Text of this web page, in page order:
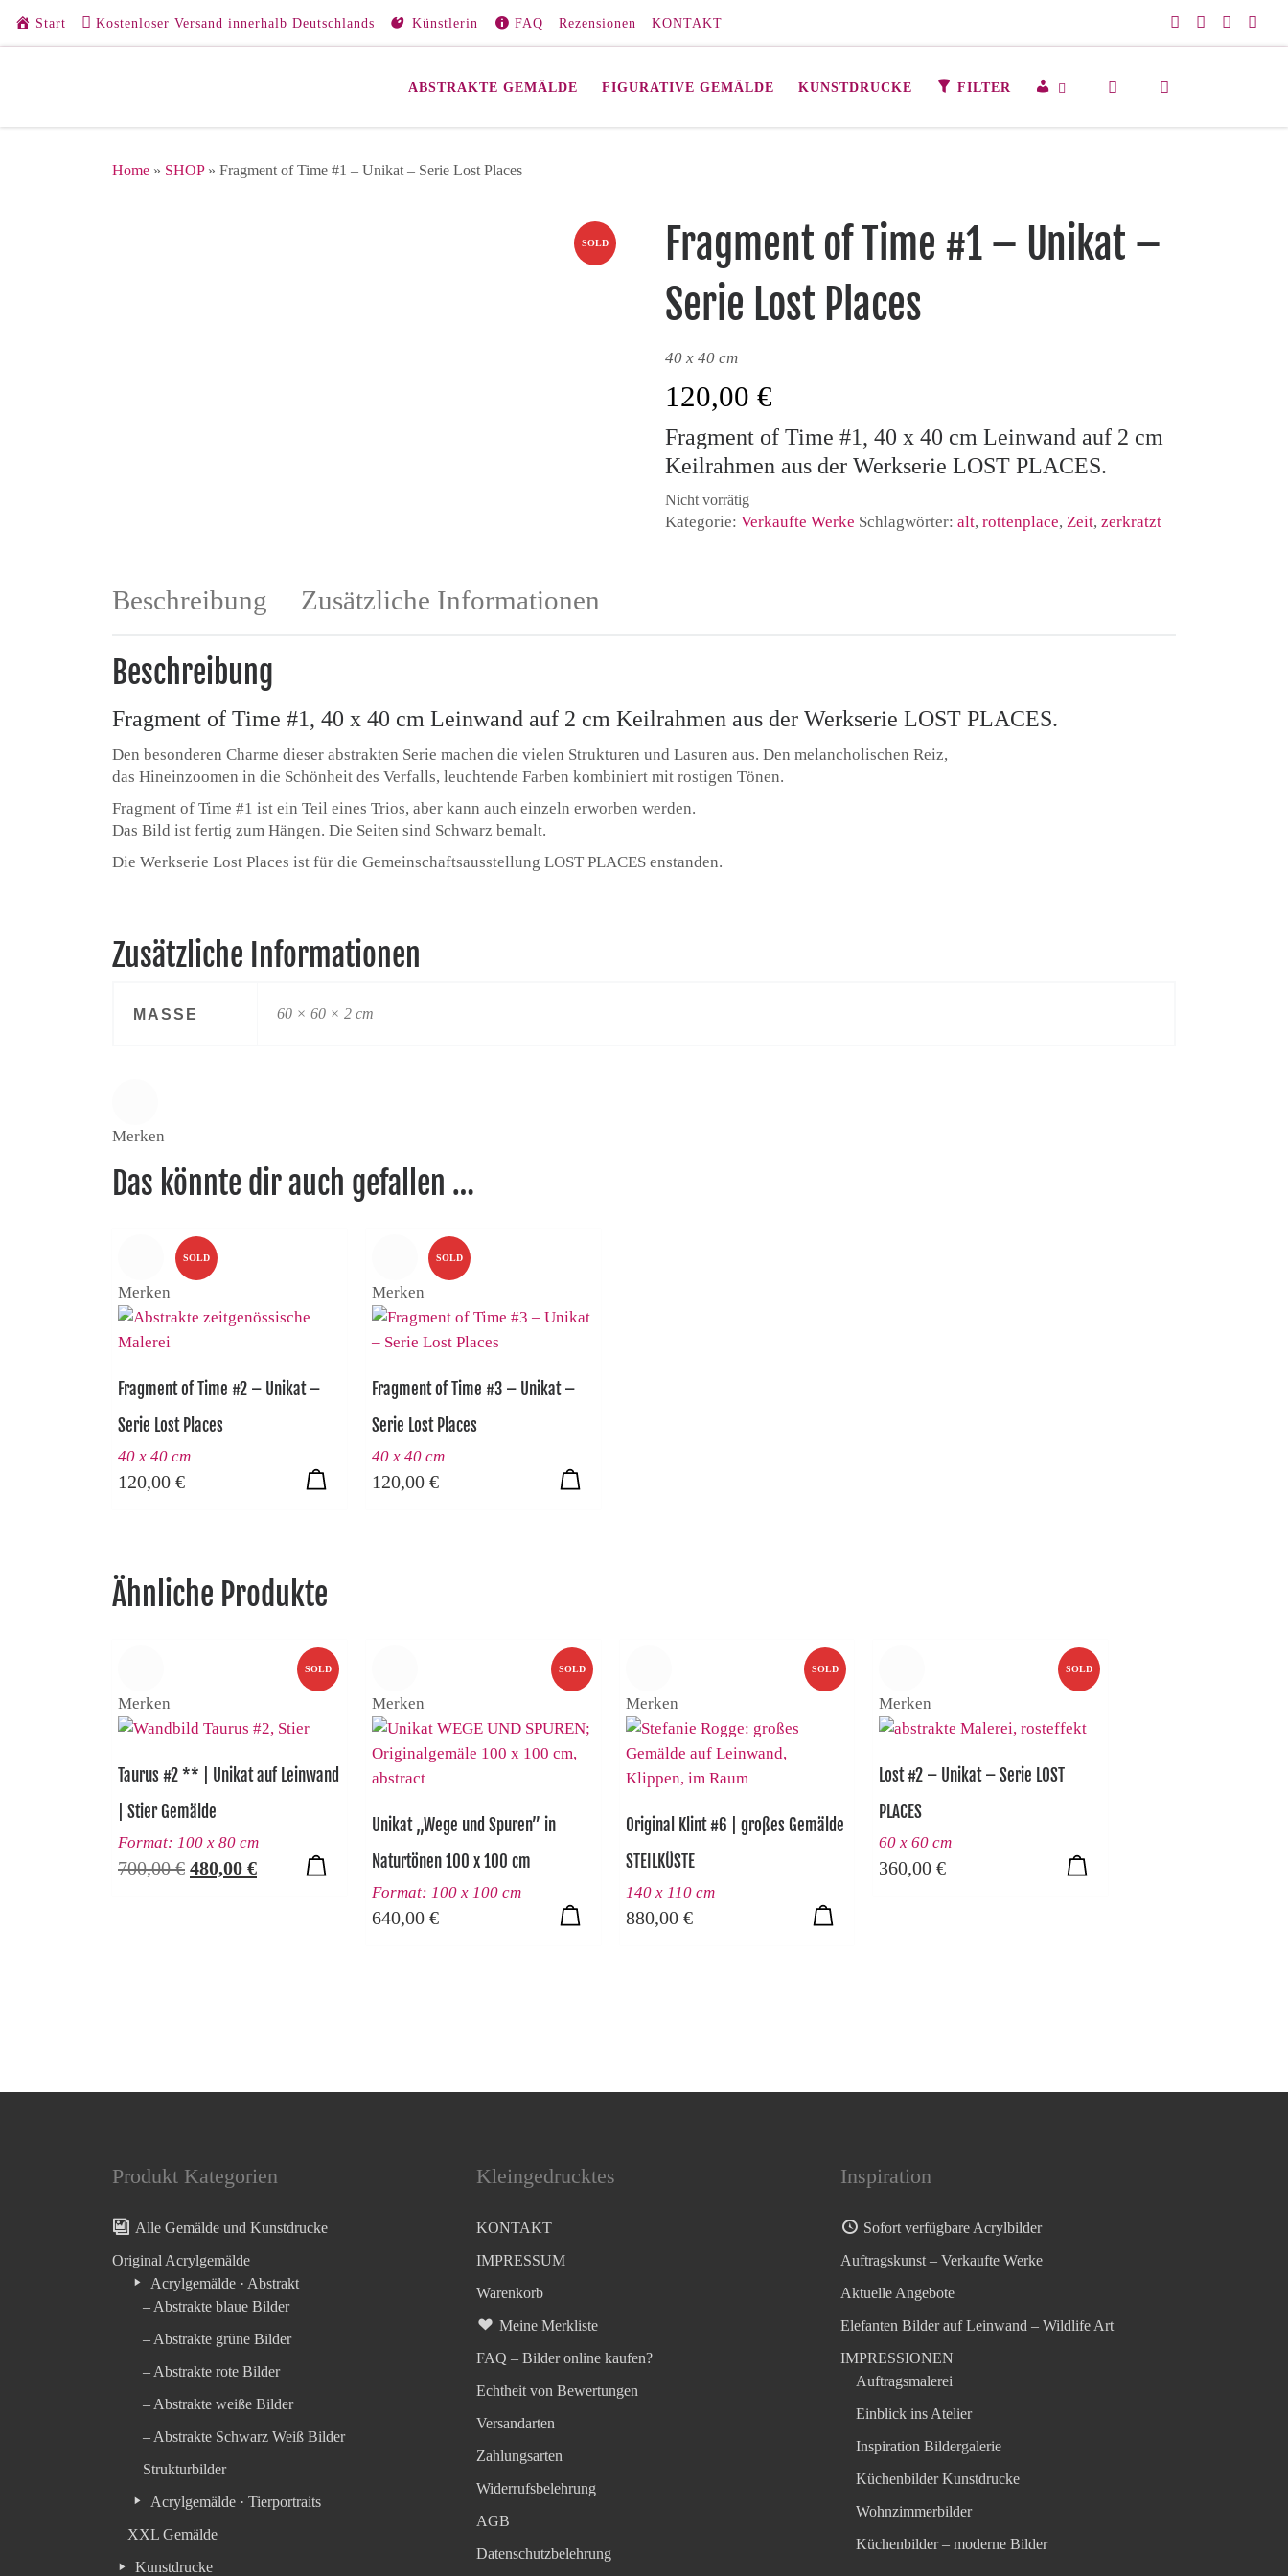
Zum Inhalt springen
Start Kostenloser Versand innerhalb Deutschlands Künstlerin FAQ Rezensionen KONTAKT
ABSTRAKTE GEMÄLDE FIGURATIVE GEMÄLDE KUNSTDRUCKE FILTER
M
I
Search
Home » SHOP» Fragment of Time #1 – Unikat – Serie Lost Places
SOLD
Fragment of Time #1 – Unikat –
Serie Lost Places
40 x 40 cm
120,00€
Fragment of Time #1, 40 x 40 cm Leinwand auf 2 cm
Keilrahmen aus der Werkserie LOST PLACES.
Nicht vorrätig
Kategorie:Verkaufte Werke Schlagwörter:alt,rottenplace,Zeit,zerkratzt
Beschreibung Zusätzliche Informationen
Beschreibung
Fragment of Time #1, 40 x 40 cm Leinwand auf 2 cm Keilrahmen aus der Werkserie LOST PLACES.
Den besonderen Charme dieser abstrakten Serie machen die vielen Strukturen und Lasuren aus. Den melancholischen Reiz,
das Hineinzoomen in die Schönheit des Verfalls, leuchtende Farben kombiniert mit rostigen Tönen.
Fragment of Time #1 ist ein Teil eines Trios, aber kann auch einzeln erworben werden.
Das Bild ist fertig zum Hängen. Die Seiten sind Schwarz bemalt.
Die Werkserie Lost Places ist für die Gemeinschaftsausstellung LOST PLACES enstanden.
Zusätzliche Informationen
MASSE 60 × 60 × 2 cm
Merken
Das könnte dir auch gefallen …
SOLD
Merken
Fragment of Time #2 – Unikat –
Serie Lost Places
40 x 40 cm
120,00 €
SOLD
Merken
Fragment of Time #3 – Unikat –
Serie Lost Places
40 x 40 cm
120,00 €
Ähnliche Produkte
SOLD
Merken
Taurus #2 ** | Unikat auf Leinwand
| Stier Gemälde
Format: 100 x 80 cm
700,00€ Ursprünglicher Preis war: 700,00 €
480,00 €Aktueller Preis ist: 480,00 €.
SOLD
Merken
Unikat „Wege und Spuren” in
Naturtönen 100 x 100 cm
Format: 100 x 100 cm
640,00 €
SOLD
Merken
Original Klint #6 | großes Gemälde
STEILKÜSTE
140 x 110 cm
880,00 €
SOLD
Merken
Lost #2 – Unikat – Serie LOST
PLACES
60 x 60 cm
360,00€
Produkt Kategorien
Alle Gemälde und Kunstdrucke
Original Acrylgemälde
Acrylgemälde · Abstrakt
– Abstrakte blaue Bilder
– Abstrakte grüne Bilder
– Abstrakte rote Bilder
– Abstrakte weiße Bilder
– Abstrakte Schwarz Weiß Bilder
Strukturbilder
Acrylgemälde · Tierportraits
XXL Gemälde
Kunstdrucke
Kleingedrucktes
KONTAKT
IMPRESSUM
Warenkorb
Meine Merkliste
FAQ – Bilder online kaufen?
Echtheit von Bewertungen
Versandarten
Zahlungsarten
Widerrufsbelehrung
AGB
Datenschutzbelehrung
Inspiration
Sofort verfügbare Acrylbilder
Auftragskunst – Verkaufte Werke
Aktuelle Angebote
Elefanten Bilder auf Leinwand – Wildlife Art
IMPRESSIONEN
Auftragsmalerei
Einblick ins Atelier
Inspiration Bildergalerie
Küchenbilder Kunstdrucke
Wohnzimmerbilder
Küchenbilder – moderne Bilder